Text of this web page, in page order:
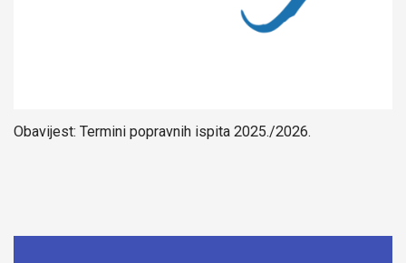
Obavijest: Termini popravnih ispita 2025./2026.